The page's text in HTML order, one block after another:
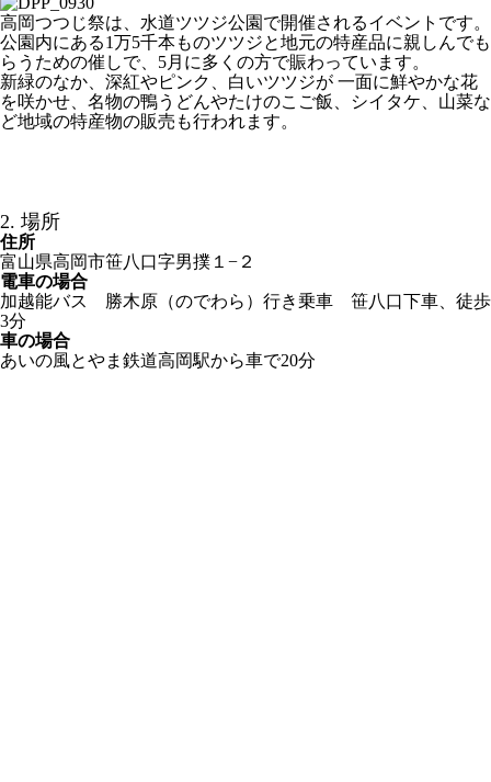
高岡つつじ祭は、水道ツツジ公園で開催されるイベントです。
公園内にある1万5千本ものツツジと地元の特産品に親しんでも
らうための催しで、5月に多くの方で賑わっています。
新緑のなか、深紅やピンク、白いツツジが 一面に鮮やかな花
を咲かせ、名物の鴨うどんやたけのこご飯、シイタケ、山菜な
ど地域の特産物の販売も行われます。
2. 場所
住所
富山県高岡市笹八口字男撲１−２
電車の場合
加越能バス 勝木原（のでわら）行き乗車 笹八口下車、徒歩
3分
車の場合
あいの風とやま鉄道高岡駅から車で20分